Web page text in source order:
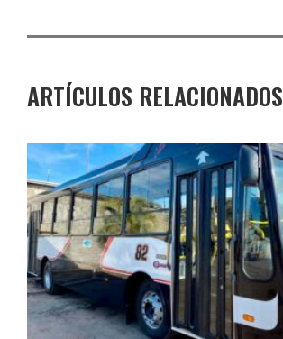
ARTÍCULOS RELACIONADOS